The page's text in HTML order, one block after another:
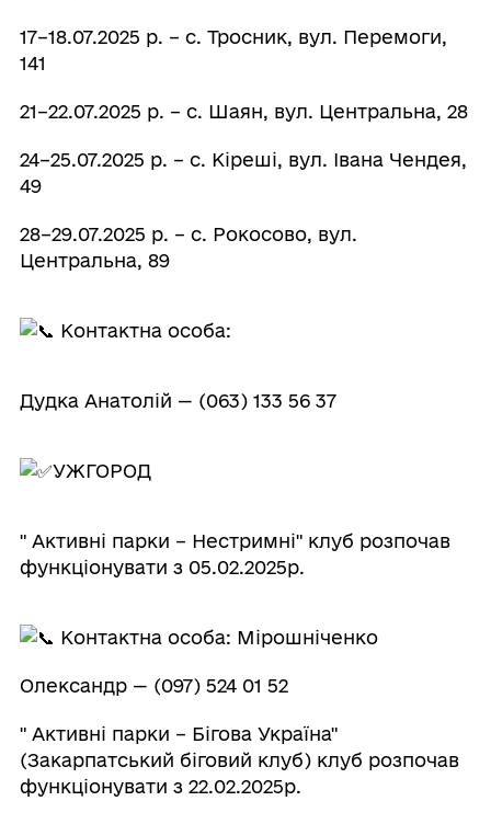
17–18.07.2025 р. – с. Тросник, вул. Перемоги,
141
21–22.07.2025 р. – с. Шаян, вул. Центральна, 28
24–25.07.2025 р. – с. Кіреші, вул. Івана Чендея,
49
28–29.07.2025 р. – с. Рокосово, вул.
Центральна, 89
Контактна особа:
Дудка Анатолій — (063) 133 56 37
УЖГОРОД
" Активні парки – Нестримні" клуб розпочав
функціонувати з 05.02.2025р.
Контактна особа: Мірошніченко
Олександр — (097) 524 01 52
" Активні парки – Бігова Україна"
(Закарпатський біговий клуб) клуб розпочав
функціонувати з 22.02.2025р.